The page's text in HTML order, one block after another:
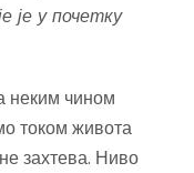
је у почетку
неким чином
током живота
захтева. Ниво